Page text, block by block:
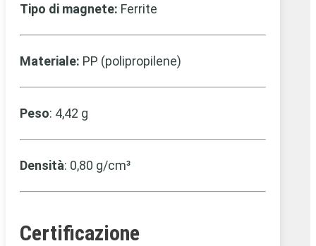
Tipo di magnete: Ferrite
Materiale: PP (polipropilene)
Peso: 4,42 g
Densità: 0,80 g/cm³
Certificazione